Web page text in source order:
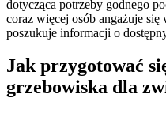
dotycząca potrzeby godnego
coraz więcej osób angażuje się
poszukuje informacji o
Jak przygotować
grzebowiska dla